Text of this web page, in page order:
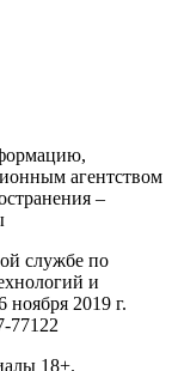
агентством
–
службе по
и
2019 г.
77122
18+.